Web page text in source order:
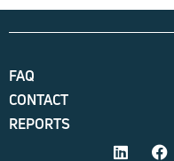
FAQ
CONTACT
REPORTS